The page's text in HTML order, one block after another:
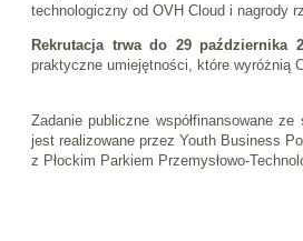
technologiczny od OVH Cloud i nagrody
Rekrutacja trwa do 29 października
praktyczne umiejętności, które wyróżnią
Zadanie publiczne współfinansowane
jest realizowane przez Youth Business
z Płockim Parkiem Przemysłowo-